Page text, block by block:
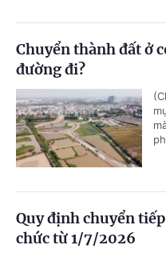
Chuyển thành đất ở
đường đi?
Quy định chuyển
chức từ 1/7/2026